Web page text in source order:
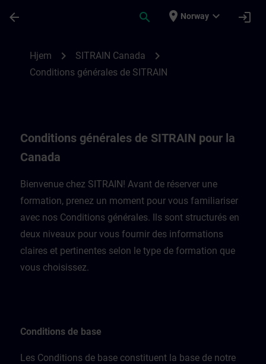
arrow_back search place Norway expand_more login
Hjem chevron_right SITRAIN Canada chevron_right
Conditions générales de SITRAIN
Conditions générales de SITRAIN pour la
Canada
Bienvenue chez SITRAIN! Avant de réserver une
formation, prenez un moment pour vous familiariser
avec nos Conditions générales. Ils sont structurés en
deux niveaux pour vous fournir des informations
claires et pertinentes selon le type de formation que
vous choisissez.
Conditions de base
Les Conditions de base constituent la base de notre